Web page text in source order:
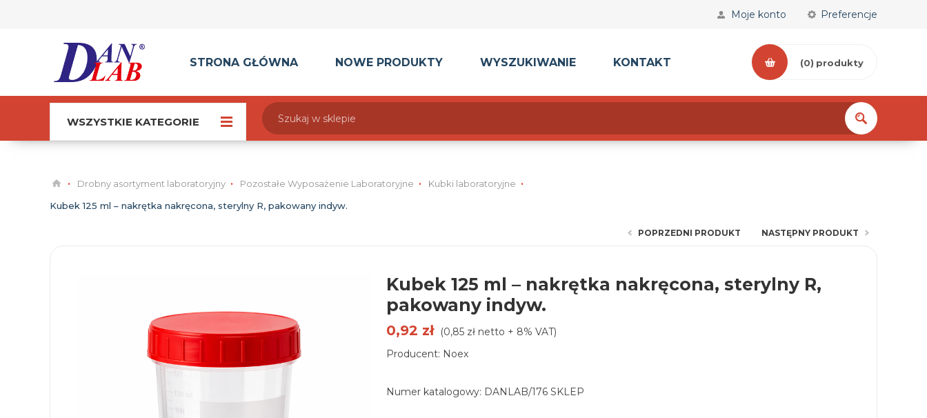
Preferencje
Moje konto
STRONA GŁÓWNA NOWE PRODUKTY WYSZUKIWANIE KONTAKT (0) produkty
WSZYSTKIE KATEGORIE
Drobny asortyment laboratoryjny Pozostałe Wyposażenie Laboratoryjne
Kubki laboratoryjne
Kubek 125 ml – nakrętka nakręcona, sterylny R, pakowany indyw.
POPRZEDNI PRODUKT NASTĘPNY PRODUKT
Kubek 125 ml – nakrętka nakręcona, sterylny R,
pakowany indyw.
0,92 zł (0,85 zł netto + 8% VAT)
Producent: Noex
Numer katalogowy: DANLAB/176 SKLEP